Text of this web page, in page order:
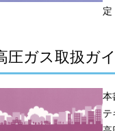
圧ガス取扱ガ
本
テ